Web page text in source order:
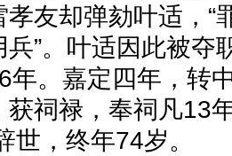
友却弹劾叶适，“
兵”。叶适因此被
年。嘉定四年，转
获祠禄，奉祠凡13
世，终年74岁。